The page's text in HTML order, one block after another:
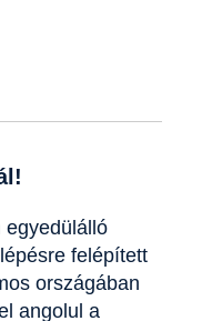
egyedülálló
felépített
országában
angolul a